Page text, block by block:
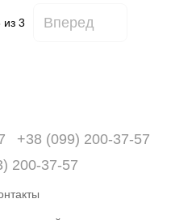
из 3 Вперед
+38 (099) 200-37-57
200-37-57